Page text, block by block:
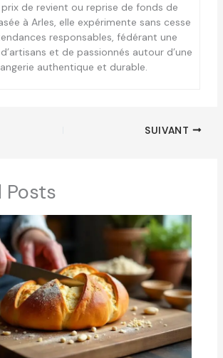
de revient ou reprise de fonds de
à Arles, elle expérimente sans cesse
responsables, fédérant une
et de passionnés autour d’une
authentique et durable.
SUIVANT
Posts